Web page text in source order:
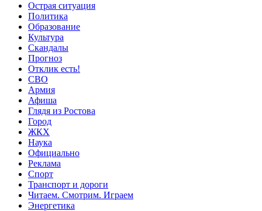
Острая ситуация
Политика
Образование
Культура
Скандалы
Прогноз
Отклик есть!
СВО
Армия
Афиша
Глядя из Ростова
Город
ЖКХ
Наука
Официально
Реклама
Спорт
Транспорт и дороги
Читаем. Смотрим. Играем
Энергетика